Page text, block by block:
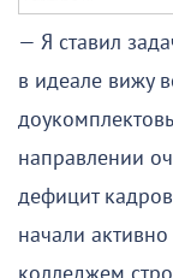
— Я ставил
в идеале вижу
направлении
дефицит
начали